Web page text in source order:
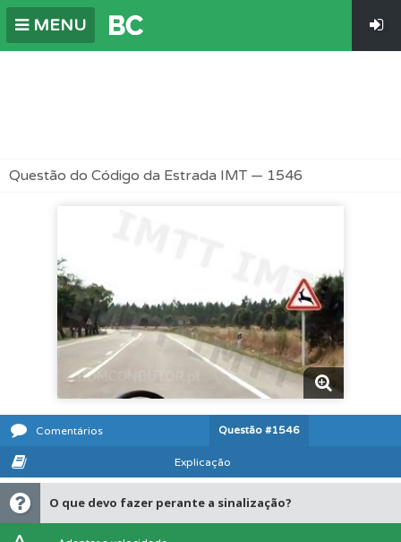
MENU
Questão do Código da Estrada IMT — 1546
Comentários Questão #1546
Explicação
O que devo fazer perante a sinalização?